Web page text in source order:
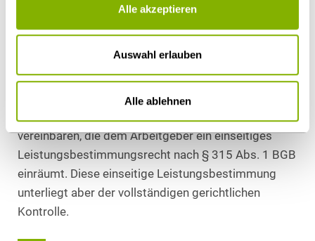
Alle akzeptieren
Auswahl erlauben
Alle ablehnen
realistischen Zielen nicht einlassen, so kann dieses
Verhalten im Rahmen einer möglichen gerichtlichen
Geltendmachung von Schadensersatzansprüchen
Alternativ können Arbeitgeber bereits
arbeitsvertraglich eine einseitige Zielvorgabeklausel
vereinbaren, die dem Arbeitgeber ein einseitiges
Leistungsbestimmungsrecht nach § 315 Abs. 1 BGB
einräumt. Diese einseitige Leistungsbestimmung
unterliegt aber der vollständigen gerichtlichen
Kontrolle.